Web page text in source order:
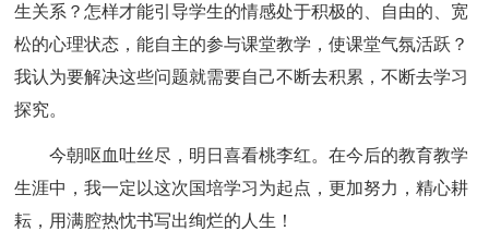
生关系？怎样才能引导学生的情感处于积极的、自由的、宽
松的心理状态，能自主的参与课堂教学，使课堂气氛活跃？
我认为要解决这些问题就需要自己不断去积累，不断去学习
探究。
今朝呕血吐丝尽，明日喜看桃李红。在今后的教育教学
生涯中，我一定以这次国培学习为起点，更加努力，精心耕
耘，用满腔热忱书写出绚烂的人生！